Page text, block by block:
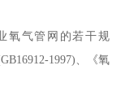
氧气管网的若干规
1997)、《氧